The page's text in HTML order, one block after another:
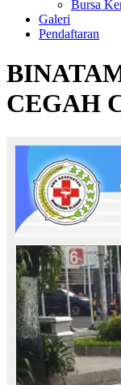
Bursa
Galeri
Pendaftaran
CEGAH